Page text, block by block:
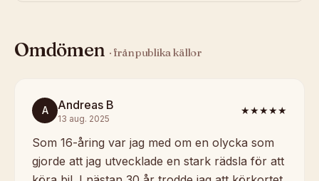
Omdömen · från publika källor
A Andreas B
13 aug. 2025
★★★★★
Som 16-åring var jag med om en olycka som
gjorde att jag utvecklade en stark rädsla för att